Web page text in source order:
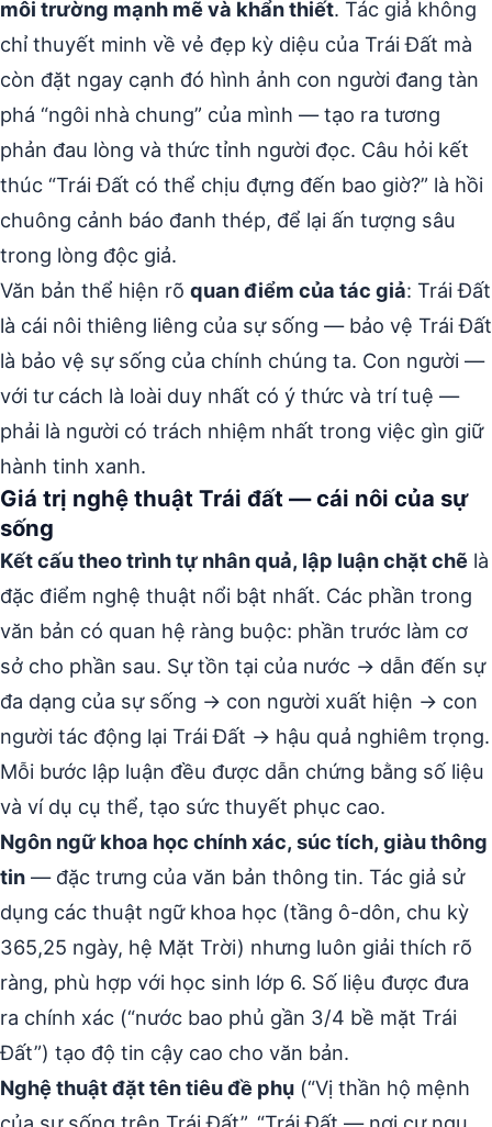
môi trường mạnh mẽ và khẩn thiết. Tác giả không
chỉ thuyết minh về vẻ đẹp kỳ diệu của Trái Đất mà
còn đặt ngay cạnh đó hình ảnh con người đang tàn
phá “ngôi nhà chung” của mình — tạo ra tương
phản đau lòng và thức tỉnh người đọc. Câu hỏi kết
thúc “Trái Đất có thể chịu đựng đến bao giờ?” là hồi
chuông cảnh báo đanh thép, để lại ấn tượng sâu
trong lòng độc giả.
Văn bản thể hiện rõ quan điểm của tác giả: Trái Đất
là cái nôi thiêng liêng của sự sống — bảo vệ Trái Đất
là bảo vệ sự sống của chính chúng ta. Con người —
với tư cách là loài duy nhất có ý thức và trí tuệ —
phải là người có trách nhiệm nhất trong việc gìn giữ
hành tinh xanh.
Giá trị nghệ thuật Trái đất — cái nôi của sự
sống
Kết cấu theo trình tự nhân quả, lập luận chặt chẽ là
đặc điểm nghệ thuật nổi bật nhất. Các phần trong
văn bản có quan hệ ràng buộc: phần trước làm cơ
sở cho phần sau. Sự tồn tại của nước → dẫn đến sự
đa dạng của sự sống → con người xuất hiện → con
người tác động lại Trái Đất → hậu quả nghiêm trọng.
Mỗi bước lập luận đều được dẫn chứng bằng số liệu
và ví dụ cụ thể, tạo sức thuyết phục cao.
Ngôn ngữ khoa học chính xác, súc tích, giàu thông
tin — đặc trưng của văn bản thông tin. Tác giả sử
dụng các thuật ngữ khoa học (tầng ô-dôn, chu kỳ
365,25 ngày, hệ Mặt Trời) nhưng luôn giải thích rõ
ràng, phù hợp với học sinh lớp 6. Số liệu được đưa
ra chính xác (“nước bao phủ gần 3/4 bề mặt Trái
Đất”) tạo độ tin cậy cao cho văn bản.
Nghệ thuật đặt tên tiêu đề phụ (“Vị thần hộ mệnh